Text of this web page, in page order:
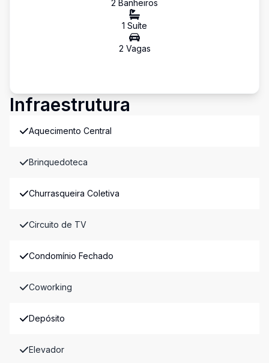
2 Banheiros
1 Suíte
2 Vagas
Infraestrutura
Aquecimento Central
Brinquedoteca
Churrasqueira Coletiva
Circuito de TV
Condomínio Fechado
Coworking
Depósito
Elevador